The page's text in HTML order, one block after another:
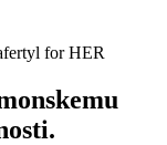
for HER